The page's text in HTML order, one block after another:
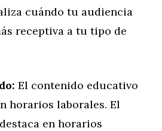
cuándo tu audiencia
receptiva a tu tipo de
El contenido educativo
horarios laborales. El
en horarios